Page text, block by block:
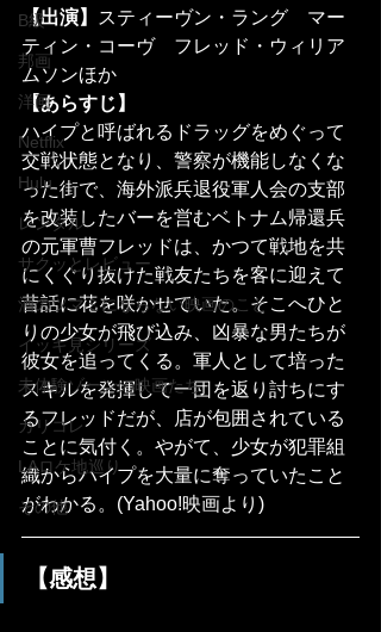
B級
邦画
洋画
Netflix
Hulu
レンタル
サクッとレビュー
酒のツマミにならない映画のこと
イッキ見シリーズ
未体験ゾーンの映画たち
カリコレ
LAロケ地巡り
その他
【出演】
スティーヴン・ラング　マー
ティン・コーヴ　フレッド・ウィリア
ムソンほか
【あらすじ】
ハイプと呼ばれるドラッグをめぐって
交戦状態となり、警察が機能しなくな
った街で、海外派兵退役軍人会の支部
を改装したバーを営むベトナム帰還兵
の元軍曹フレッドは、かつて戦地を共
にくぐり抜けた戦友たちを客に迎えて
昔話に花を咲かせていた。そこへひと
りの少女が飛び込み、凶暴な男たちが
彼女を追ってくる。軍人として培った
スキルを発揮して一団を返り討ちにす
るフレッドだが、店が包囲されている
ことに気付く。やがて、少女が犯罪組
織からハイプを大量に奪っていたこと
がわかる。(Yahoo!映画より)
【感想】